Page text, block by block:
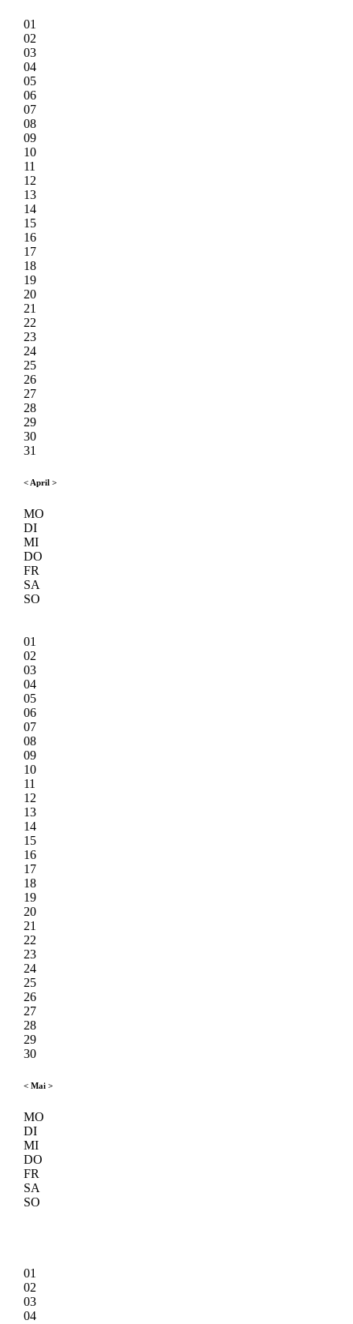
01
02
03
04
05
06
07
08
09
10
11
12
13
14
15
16
17
18
19
20
21
22
23
24
25
26
27
28
29
30
31
< April >
MO
DI
MI
DO
FR
SA
SO
01
02
03
04
05
06
07
08
09
10
11
12
13
14
15
16
17
18
19
20
21
22
23
24
25
26
27
28
29
30
< Mai >
MO
DI
MI
DO
FR
SA
SO
01
02
03
04